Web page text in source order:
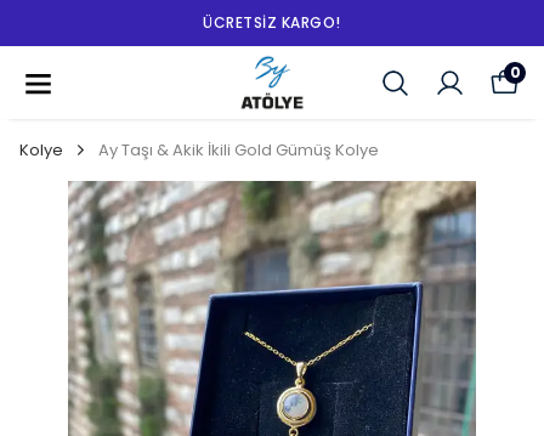
ÜCRETSIZ KARGO!
0
Kolye Ay Taşı & Akik İkili Gold Gümüş Kolye